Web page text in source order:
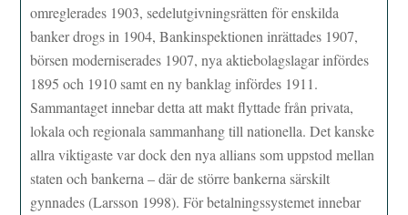
omreglerades 1903, sedelutgivningsrätten för enskilda
banker drogs in 1904, Bankinspektionen inrättades 1907,
börsen moderniserades 1907, nya aktiebolagslagar infördes
1895 och 1910 samt en ny banklag infördes 1911.
Sammantaget innebar detta att makt flyttade från privata,
lokala och regionala sammanhang till nationella. Det kanske
allra viktigaste var dock den nya allians som uppstod mellan
staten och bankerna – där de större bankerna särskilt
gynnades (Larsson 1998). För betalningssystemet innebar